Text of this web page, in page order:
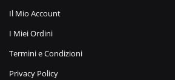
Il Mio Account
I Miei Ordini
Termini e Condizioni
Privacy Policy